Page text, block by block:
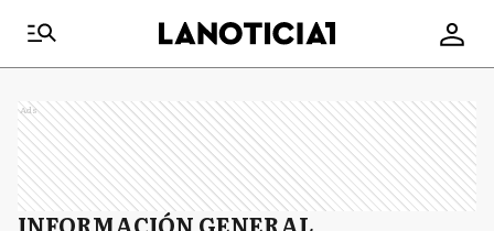
Ads
INFORMACIÓN GENERAL